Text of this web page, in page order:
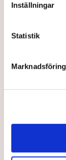
Inställningar
Statistik
Marknadsföring
”EU:s
ett
europeiska
tydliga
Handel i en
1 month ago | Av: